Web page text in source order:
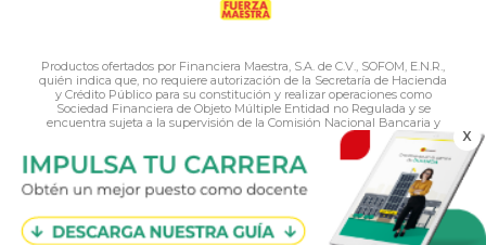
X
Productos ofertados por Financiera Maestra, S.A. de C.V., SOFOM, E.N.R.,
quién indica que, no requiere autorización de la Secretaría de Hacienda
y Crédito Público para su constitución y realizar operaciones como
Sociedad Financiera de Objeto Múltiple Entidad no Regulada y se
encuentra sujeta a la supervisión de la Comisión Nacional Bancaria y
de Valores, únicamente para efectos del artículo 56 de la Ley general de
organizaciones y actividades auxiliares del crédito.